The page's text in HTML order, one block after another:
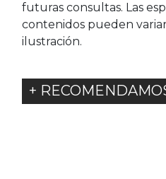
futuras consultas. Las
contenidos pueden
ilustración.
+